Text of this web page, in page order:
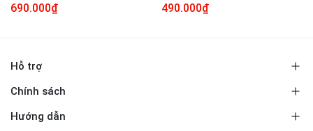
690.000₫ 490.000₫
Hỗ trợ
Chính sách
Hướng dẫn